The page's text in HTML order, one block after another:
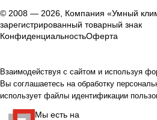
© 2008 — 2026, Компания «Умный
зарегистрированный товарный знак
КонфиденциальностьОферта
Взаимодействуя с сайтом и используя
Вы соглашаетесь на обработку
использует файлы идентификации
Мы есть на